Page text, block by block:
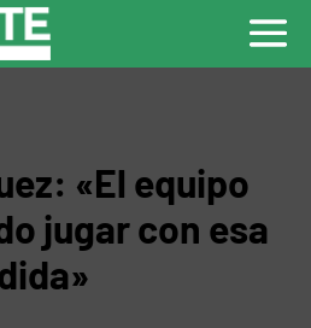
«El equipo
jugar con esa